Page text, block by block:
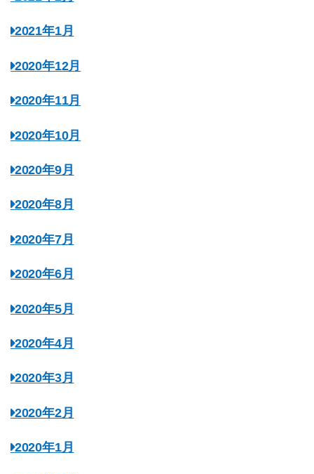
2021年1月
2020年12月
2020年11月
2020年10月
2020年9月
2020年8月
2020年7月
2020年6月
2020年5月
2020年4月
2020年3月
2020年2月
2020年1月